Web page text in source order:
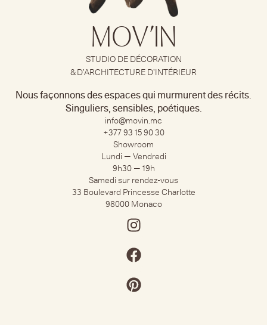
MOV’IN
STUDIO DE DÉCORATION
& D’ARCHITECTURE D’INTÉRIEUR
Nous façonnons des espaces qui murmurent des récits.
Singuliers, sensibles, poétiques.
info@movin.mc
+377 93 15 90 30​
Showroom
Lundi — Vendredi
9h30 — 19h
Samedi sur rendez-vous
33 Boulevard Princesse Charlotte
98000 Monaco